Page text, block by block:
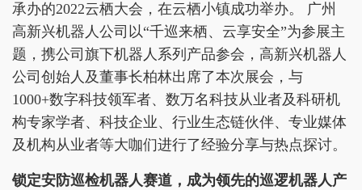
承办的2022云栖大会，在云栖小镇成功举办。 广州
高新兴机器人公司以“千巡来栖、云享安全”为参展主
题，携公司旗下机器人系列产品参会，高新兴机器人
公司创始人及董事长柏林出席了本次展会，与
1000+数字科技领军者、数万名科技从业者及科研机
构专家学者、科技企业、行业生态链伙伴、专业媒体
及机构从业者等大咖们进行了经验分享与热点探讨。
锁定安防巡检机器人赛道，成为领先的巡逻机器人产